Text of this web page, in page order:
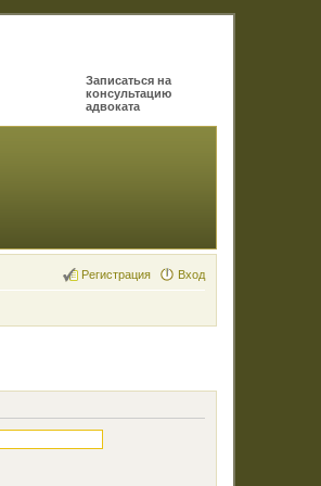
Записаться на
консультацию
адвоката
Вход
Регистрация